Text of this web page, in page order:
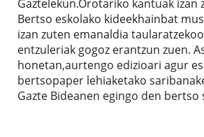
Gaztelekun.Orotariko kantuak izan
Bertso eskolako kideekhainbat
izan zuten emanaldia
entzuleriak gogoz erantzun zuen.
honetan,aurtengo edizioari agur
bertsopaper lehiaketako
Gazte Bideanen egingo den bertso